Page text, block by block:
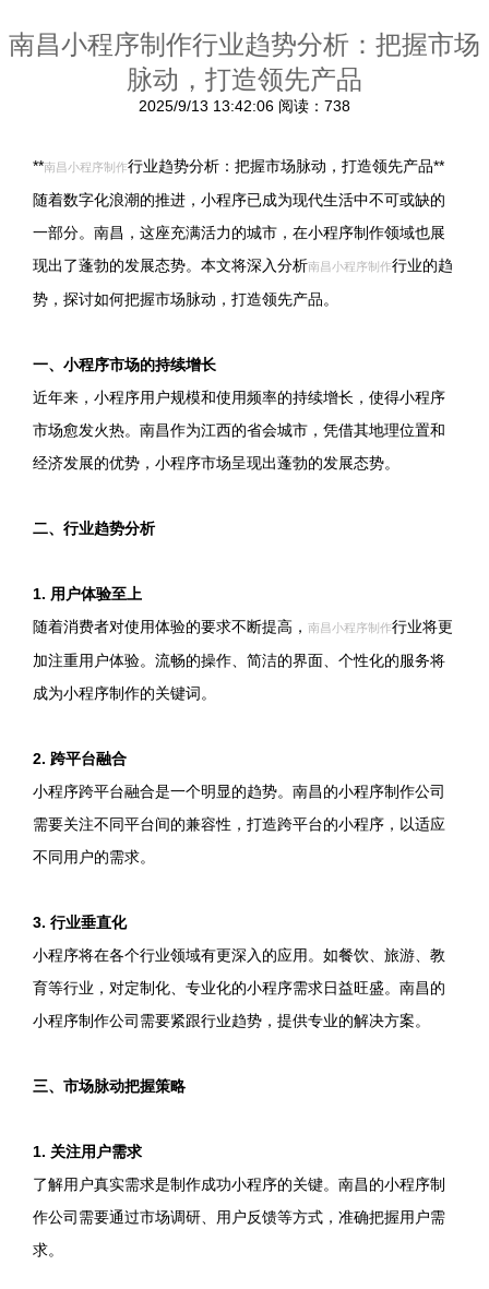
南昌小程序制作行业趋势分析：把握市场
脉动，打造领先产品
2025/9/13 13:42:06 阅读：738
**南昌小程序制作行业趋势分析：把握市场脉动，打造领先产品**
随着数字化浪潮的推进，小程序已成为现代生活中不可或缺的
一部分。南昌，这座充满活力的城市，在小程序制作领域也展
现出了蓬勃的发展态势。本文将深入分析南昌小程序制作行业的趋
势，探讨如何把握市场脉动，打造领先产品。
一、小程序市场的持续增长
近年来，小程序用户规模和使用频率的持续增长，使得小程序
市场愈发火热。南昌作为江西的省会城市，凭借其地理位置和
经济发展的优势，小程序市场呈现出蓬勃的发展态势。
二、行业趋势分析
1. 用户体验至上
随着消费者对使用体验的要求不断提高， 南昌小程序制作行业将更
加注重用户体验。流畅的操作、简洁的界面、个性化的服务将
成为小程序制作的关键词。
2. 跨平台融合
小程序跨平台融合是一个明显的趋势。南昌的小程序制作公司
需要关注不同平台间的兼容性，打造跨平台的小程序，以适应
不同用户的需求。
3. 行业垂直化
小程序将在各个行业领域有更深入的应用。如餐饮、旅游、教
育等行业，对定制化、专业化的小程序需求日益旺盛。南昌的
小程序制作公司需要紧跟行业趋势，提供专业的解决方案。
三、市场脉动把握策略
1. 关注用户需求
了解用户真实需求是制作成功小程序的关键。南昌的小程序制
作公司需要通过市场调研、用户反馈等方式，准确把握用户需
求。